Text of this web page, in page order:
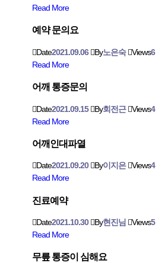
Read More
예약 문의요
Date2021.09.06 By노은숙 Views6
Read More
어깨 통증문의
Date2021.09.15 By회전근 Views4
Read More
어깨인대파열
Date2021.09.20 By이지은 Views4
Read More
진료예약
Date2021.10.30 By현진님 Views5
Read More
무릎 통증이 심해요